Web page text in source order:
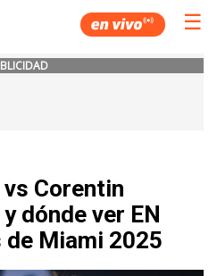
☰
Corentin
dónde ver EN
Miami 2025